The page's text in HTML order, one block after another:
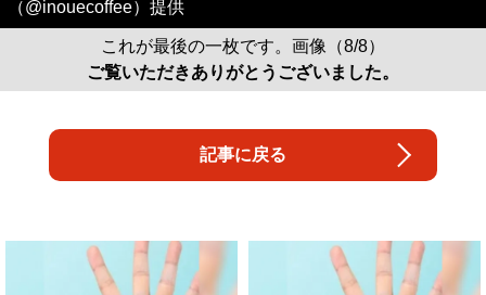
（@inouecoffee）提供
これが最後の一枚です。画像（8/8）
ご覧いただきありがとうございました。
記事に戻る